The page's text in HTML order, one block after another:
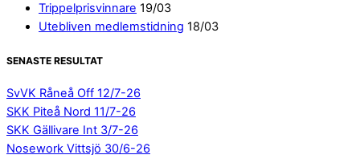
Trippelprisvinnare 19/03
Utebliven medlemstidning 18/03
SENASTE RESULTAT
SvVK Råneå Off 12/7-26
SKK Piteå Nord 11/7-26
SKK Gällivare Int 3/7-26
Nosework Vittsjö 30/6-26